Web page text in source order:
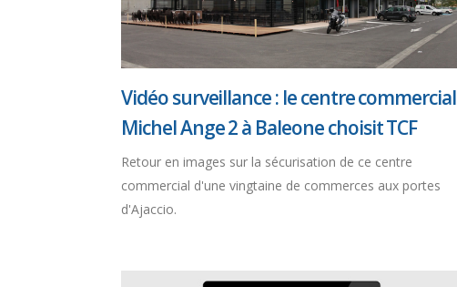
Vidéo surveillance : le centre commercial
Michel Ange 2 à Baleone choisit TCF
Retour en images sur la sécurisation de ce centre
commercial d'une vingtaine de commerces aux portes
d'Ajaccio.